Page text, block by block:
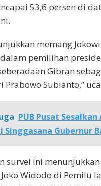
53,6 persen di
memang
pemilihan
Gibran
Prabowo Subianto,”
PUB Pusat Sesalkan
Singgasana Gubernur
survei ini
Joko Widodo di Pemilu